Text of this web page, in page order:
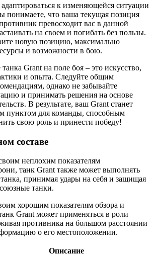
к изменяющейся ситуации
понимаете, что ваша текущая позиция
превосходит вас в данной
на своем и погибать без пользы.
новую позицию, максимально
и возможности в бою.
Grant на поле боя – это искусство,
и опыта. Следуйте общим
однако не забывайте
и принимать решения на основе
В результате, ваш Grant станет
пунктом для команды, способным
свою роль и принести победу!
составе
неплохим показателям
танк Grant также может выполнять
принимая удары на себя и защищая
танки.
хорошим показателям обзора и
Grant может применяться в роли
противника на большом расстоянии
о его местоположении.
Описание